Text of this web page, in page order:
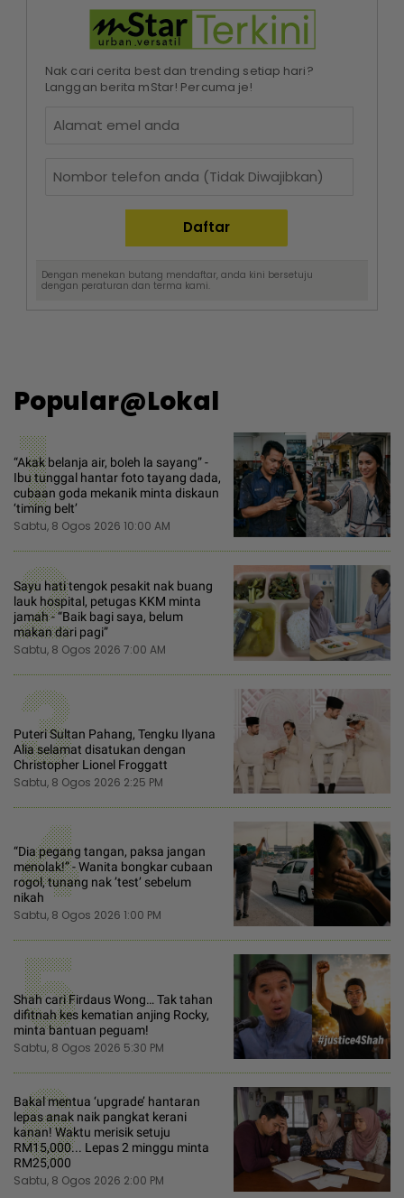
Nak cari cerita best dan trending setiap hari?
Langgan berita mStar! Percuma je!
Dengan menekan butang mendaftar, anda kini bersetuju
dengan peraturan dan terma kami.
Popular@Lokal
1
“Akak belanja air, boleh la sayang” -
Ibu tunggal hantar foto tayang dada,
cubaan goda mekanik minta diskaun
‘timing belt’
Sabtu, 8 Ogos 2026 10:00 AM
2
Sayu hati tengok pesakit nak buang
lauk hospital, petugas KKM minta
jamah - “Baik bagi saya, belum
makan dari pagi”
Sabtu, 8 Ogos 2026 7:00 AM
3
Puteri Sultan Pahang, Tengku Ilyana
Alia selamat disatukan dengan
Christopher Lionel Froggatt
Sabtu, 8 Ogos 2026 2:25 PM
4
“Dia pegang tangan, paksa jangan
menolak!” - Wanita bongkar cubaan
rogol, tunang nak ’test’ sebelum
nikah
Sabtu, 8 Ogos 2026 1:00 PM
5
Shah cari Firdaus Wong… Tak tahan
difitnah kes kematian anjing Rocky,
minta bantuan peguam!
Sabtu, 8 Ogos 2026 5:30 PM
6
Bakal mentua ‘upgrade’ hantaran
lepas anak naik pangkat kerani
kanan! Waktu merisik setuju
RM15,000... Lepas 2 minggu minta
RM25,000
Sabtu, 8 Ogos 2026 2:00 PM